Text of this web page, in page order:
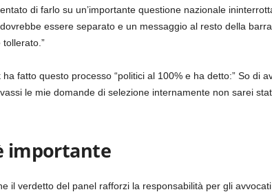
di farlo su un’importante questione nazionale
essere separato e un messaggio al resto della
fatto questo processo “politici al 100% e ha detto:” So di
le mie domande di selezione internamente non sarei
importante
il verdetto del panel rafforzi la responsabilità per gli